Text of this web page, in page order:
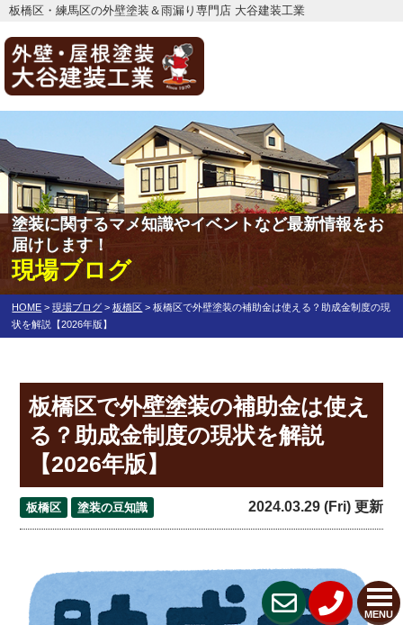
板橋区・練馬区の外壁塗装＆雨漏り専門店 大谷建装工業
MENU
塗装に関するマメ知識やイベントなど最新情報をお
届けします！
現場ブログ
HOME >現場ブログ >板橋区 >板橋区で外壁塗装の補助金は使える？助成金制度の現
状を解説【2026年版】
板橋区で外壁塗装の補助金は使え
る？助成金制度の現状を解説
【2026年版】
板橋区 塗装の豆知識 2024.03.29 (Fri) 更新